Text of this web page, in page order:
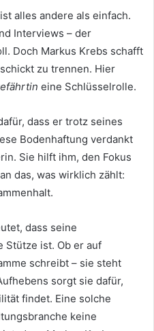
alles andere als einfach.
Interviews – der
Doch Markus Krebs schafft
zu trennen. Hier
eine Schlüsselrolle.
dass er trotz seines
Bodenhaftung verdankt
Sie hilft ihm, den Fokus
das, was wirklich zählt:
dass seine
Stütze ist. Ob er auf
schreibt – sie steht
sorgt sie dafür,
findet. Eine solche
keine